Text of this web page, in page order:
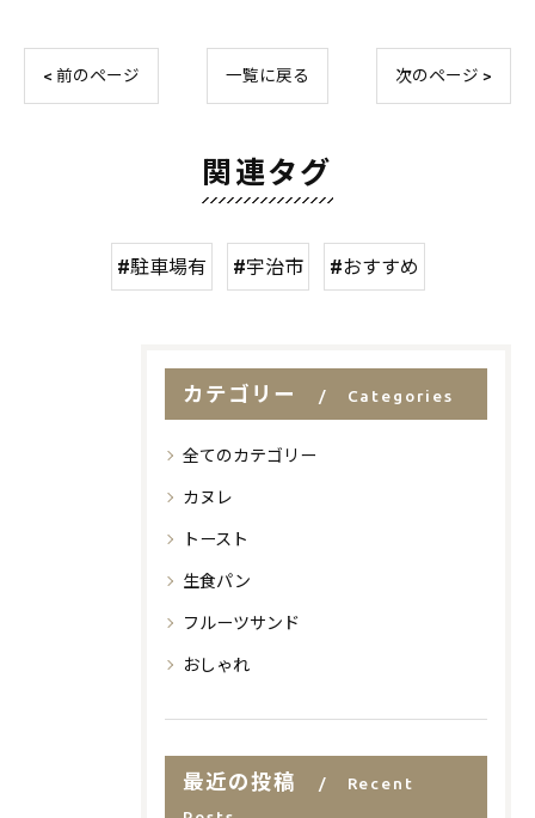
< 前のページ 一覧に戻る 次のページ >
関連タグ
#駐車場有 #宇治市 #おすすめ
カテゴリー Categories
全てのカテゴリー
カヌレ
トースト
生食パン
フルーツサンド
おしゃれ
最近の投稿
Recent